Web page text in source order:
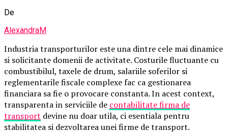
De
AlexandraM
Industria transporturilor este una dintre cele mai dinamice
si solicitante domenii de activitate. Costurile fluctuante cu
combustibilul, taxele de drum, salariile soferilor si
reglementarile fiscale complexe fac ca gestionarea
financiara sa fie o provocare constanta. In acest context,
transparenta in serviciile de contabilitate firma de
transport devine nu doar utila, ci esentiala pentru
stabilitatea si dezvoltarea unei firme de transport.